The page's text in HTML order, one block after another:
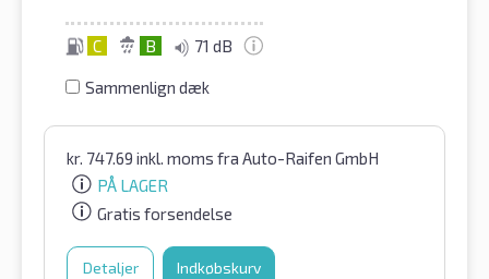
C B 71 dB
Sammenlign dæk
kr. 747.69 inkl. moms fra Auto-Raifen GmbH
PÅ LAGER
Gratis forsendelse
Detaljer Indkøbskurv